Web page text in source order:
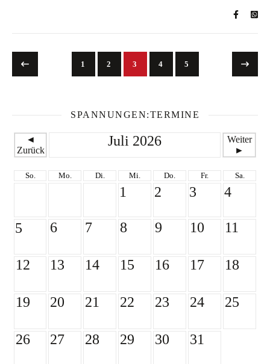
1 2 3 4 5
SPANNUNGEN:TERMINE
◄
Zurück
Juli 2026
Weiter
►
So. Mo. Di. Mi. Do. Fr. Sa.
1 2 3 4
5 6 7 8 9 10 11
12 13 14 15 16 17 18
19 20 21 22 23 24 25
26 27 28 29 30 31